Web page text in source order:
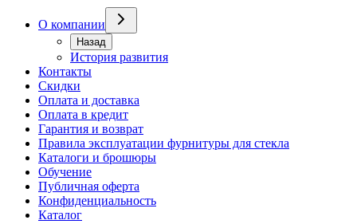
О компании
Назад
История развития
Контакты
Скидки
Оплата и доставка
Оплата в кредит
Гарантия и возврат
Правила эксплуатации фурнитуры для стекла
Каталоги и брошюры
Обучение
Публичная оферта
Конфиденциальность
Каталог